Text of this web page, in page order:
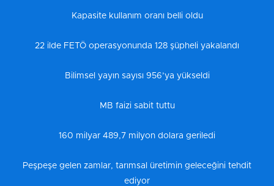
Kapasite kullanım oranı belli oldu
22 ilde FETÖ operasyonunda 128 şüpheli yakalandı
Bilimsel yayın sayısı 956’ya yükseldi
MB faizi sabit tuttu
160 milyar 489,7 milyon dolara geriledi
Peşpeşe gelen zamlar, tarımsal üretimin geleceğini tehdit
ediyor